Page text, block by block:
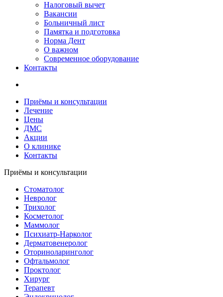
Налоговый вычет
Вакансии
Больничный лист
Памятка и подготовка
Норма Дент
О важном
Современное оборудование
Контакты
Приёмы и консультации
Лечение
Цены
ДМС
Акции
О клинике
Контакты
Приёмы и консультации
Стоматолог
Невролог
Трихолог
Косметолог
Маммолог
Психиатр-Нарколог
Дерматовенеролог
Оториноларинголог
Офтальмолог
Проктолог
Хирург
Терапевт